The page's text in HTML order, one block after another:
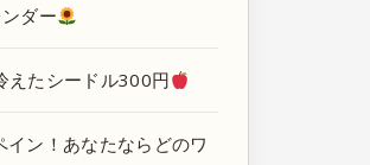
ダー
えたシードル300円
イン！あなたならどのワ